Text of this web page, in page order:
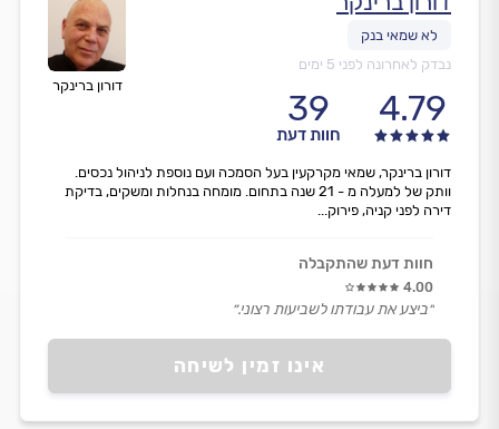
דורון ברינקר
נבדק לאחרונה לפני 5 ימים
4.79
39
חוות דעת
אינו זמין לשיחה
דורון ברינקר, שמאי מקרקעין בעל הסמכה ועם נוספת לניהול נכסים.
וותק של למעלה מ - 21 שנה בתחום. מומחה בנחלות ומשקים, בדיקת
דירה לפני קניה, פירוק...
חוות דעת שהתקבלה
4.00
״ביצע את עבודתו לשביעות רצוני.״